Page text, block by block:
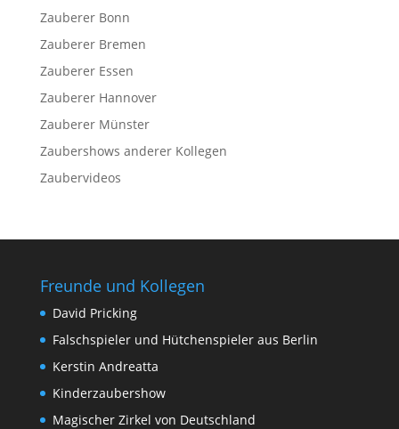
Zauberer Bonn
Zauberer Bremen
Zauberer Essen
Zauberer Hannover
Zauberer Münster
Zaubershows anderer Kollegen
Zaubervideos
Freunde und Kollegen
David Pricking
Falschspieler und Hütchenspieler aus Berlin
Kerstin Andreatta
Kinderzaubershow
Magischer Zirkel von Deutschland